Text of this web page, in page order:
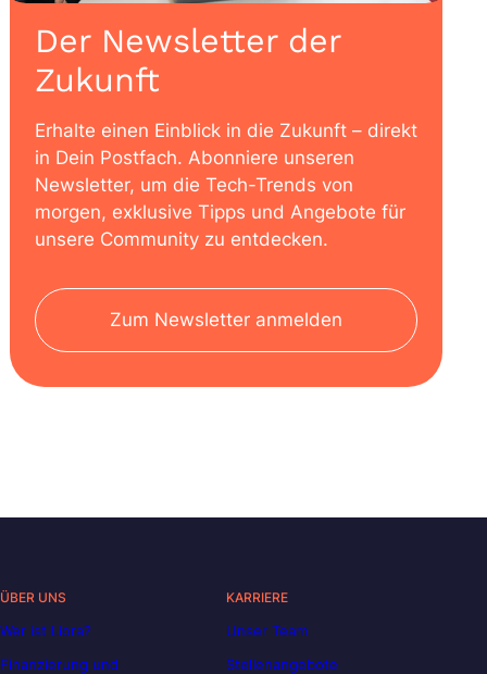
Der Newsletter der
Zukunft
Erhalte einen Einblick in die Zukunft – direkt
in Dein Postfach. Abonniere unseren
Newsletter, um die Tech-Trends von
morgen, exklusive Tipps und Angebote für
unsere Community zu entdecken.
Zum Newsletter anmelden
ÜBER UNS
Wer ist Liora?
Finanzierung und
KARRIERE
Unser Team
Stellenangebote